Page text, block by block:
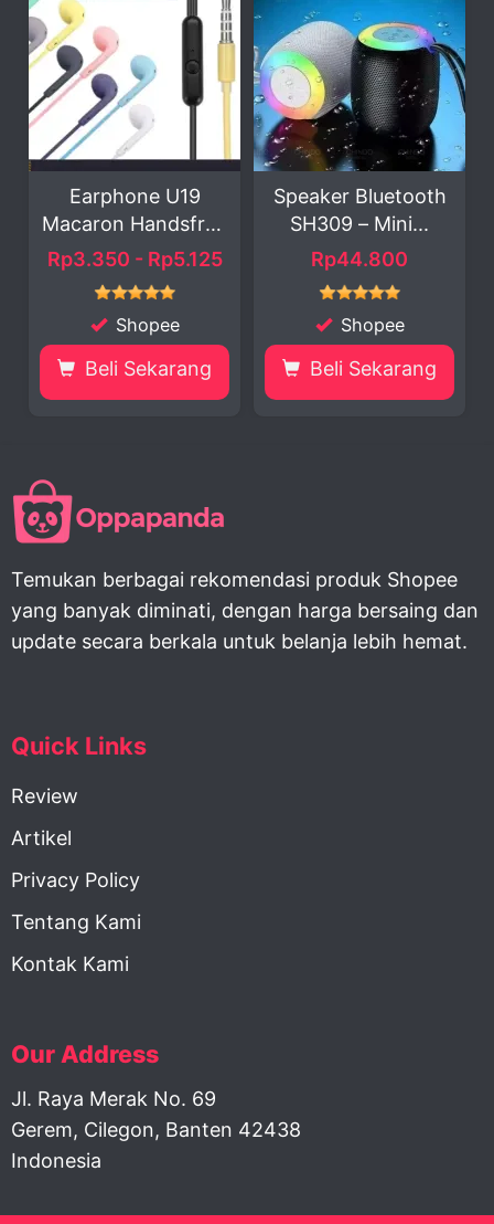
Earphone U19
Macaron Handsfree
Extra...
Rp3.350 - Rp5.125
Shopee
Beli Sekarang
Speaker Bluetooth
SH309 – Mini...
Rp44.800
Shopee
Beli Sekarang
Temukan berbagai rekomendasi produk Shopee
yang banyak diminati, dengan harga bersaing dan
update secara berkala untuk belanja lebih hemat.
Quick Links
Review
Artikel
Privacy Policy
Tentang Kami
Kontak Kami
Our Address
Jl. Raya Merak No. 69
Gerem, Cilegon, Banten 42438
Indonesia